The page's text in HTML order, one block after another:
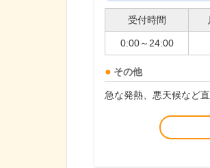
受付時間
0:00～24:00
その他
急な発熱、悪天候など